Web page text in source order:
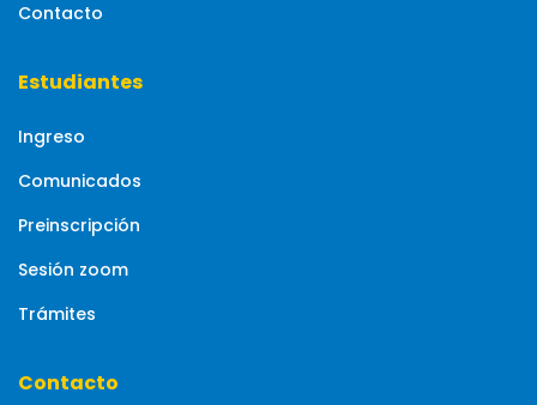
Contacto
Estudiantes
Ingreso
Comunicados
Preinscripción
Sesión zoom
Trámites
Contacto